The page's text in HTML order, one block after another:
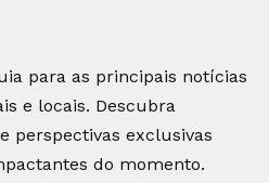
para as principais notícias
e locais. Descubra
perspectivas exclusivas
do momento.